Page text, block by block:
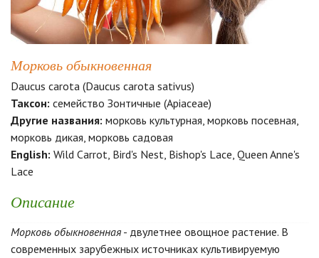
Морковь обыкновенная
Daucus carota (Daucus carota sativus)
Таксон: семейство Зонтичные (Apiaceae)
Другие названия: морковь культурная, морковь посевная,
морковь дикая, морковь садовая
English: Wild Carrot, Bird's Nest, Bishop's Lace, Queen Anne's
Lace
Описание
Морковь обыкновенная- двулетнее овощное растение. В
современных зарубежных источниках культивируемую